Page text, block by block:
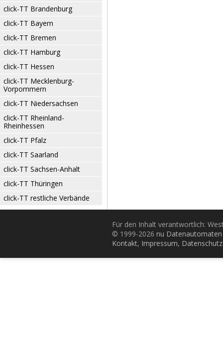
click-TT Brandenburg
click-TT Bayern
click-TT Bremen
click-TT Hamburg
click-TT Hessen
click-TT Mecklenburg-
Vorpommern
click-TT Niedersachsen
click-TT Rheinland-
Rheinhessen
click-TT Pfalz
click-TT Saarland
click-TT Sachsen-Anhalt
click-TT Thüringen
click-TT restliche Verbände
Für den Inhalt verantwortlich:
© 1999-2026 nu
Kontakt, Impressum, Datenschutz